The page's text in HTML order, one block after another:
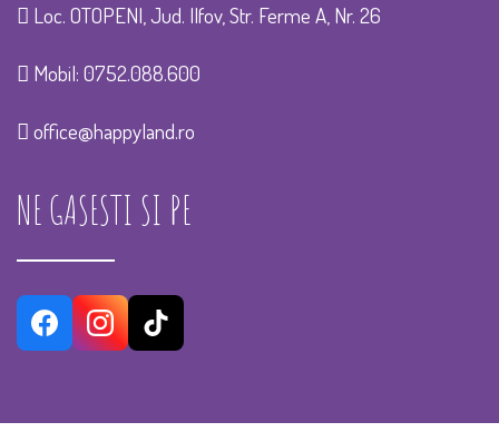
Loc. OTOPENI, Jud. Ilfov, Str. Ferme A, Nr. 26
Mobil: 0752.088.600
office@happyland.ro
NE GASESTI SI PE